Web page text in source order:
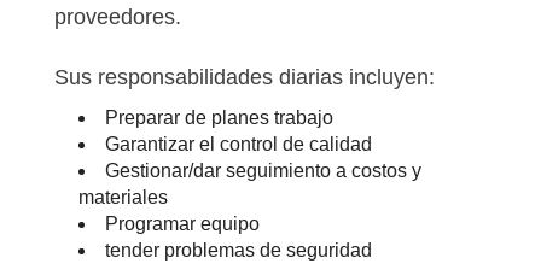
proveedores.
Sus responsabilidades diarias incluyen:
Preparar de planes trabajo
Garantizar el control de calidad
Gestionar/dar seguimiento a costos y
materiales
Programar equipo
tender problemas de seguridad